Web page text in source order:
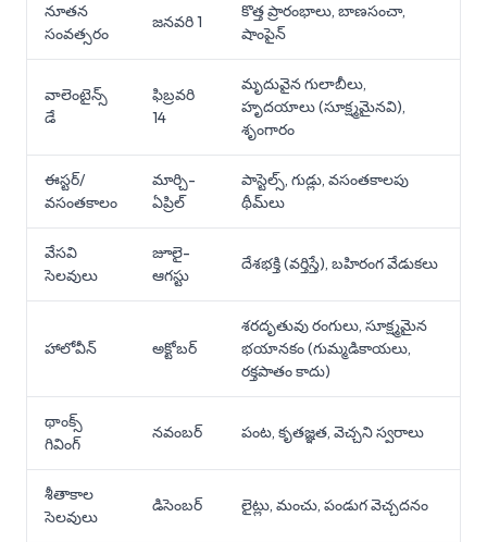
నూతన
సంవత్సరం
జనవరి 1
కొత్త ప్రారంభాలు, బాణసంచా,
షాంపైన్
వాలెంటైన్స్
డే
ఫిబ్రవరి
14
మృదువైన గులాబీలు,
హృదయాలు (సూక్ష్మమైనవి),
శృంగారం
ఈస్టర్/
వసంతకాలం
మార్చి-
ఏప్రిల్
పాస్టెల్స్, గుడ్లు, వసంతకాలపు
థీమ్‌లు
వేసవి
సెలవులు
జూలై-
ఆగస్టు
దేశభక్తి (వర్తిస్తే), బహిరంగ వేడుకలు
హాలోవీన్ అక్టోబర్
శరదృతువు రంగులు, సూక్ష్మమైన
భయానకం (గుమ్మడికాయలు,
రక్తపాతం కాదు)
థాంక్స్
గివింగ్
నవంబర్ పంట, కృతజ్ఞత, వెచ్చని స్వరాలు
శీతాకాల
సెలవులు
డిసెంబర్ లైట్లు, మంచు, పండుగ వెచ్చదనం